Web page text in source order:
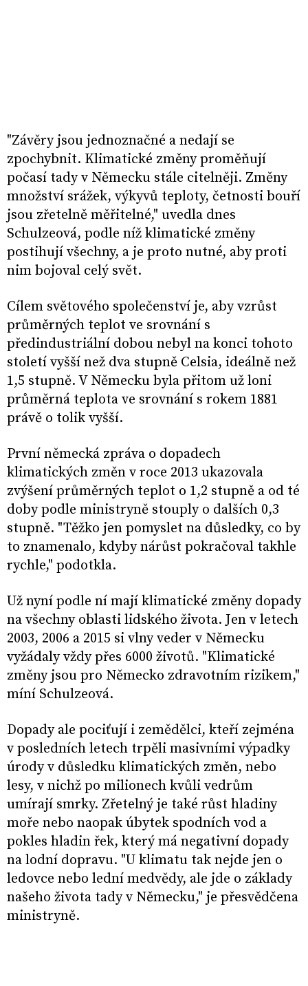
"Závěry jsou jednoznačné a nedají se
zpochybnit. Klimatické změny proměňují
počasí tady v Německu stále citelněji. Změny
množství srážek, výkyvů teploty, četnosti bouří
jsou zřetelně měřitelné," uvedla dnes
Schulzeová, podle níž klimatické změny
postihují všechny, a je proto nutné, aby proti
nim bojoval celý svět.
Cílem světového společenství je, aby vzrůst
průměrných teplot ve srovnání s
předindustriální dobou nebyl na konci tohoto
století vyšší než dva stupně Celsia, ideálně než
1,5 stupně. V Německu byla přitom už loni
průměrná teplota ve srovnání s rokem 1881
právě o tolik vyšší.
První německá zpráva o dopadech
klimatických změn v roce 2013 ukazovala
zvýšení průměrných teplot o 1,2 stupně a od té
doby podle ministryně stouply o dalších 0,3
stupně. "Těžko jen pomyslet na důsledky, co by
to znamenalo, kdyby nárůst pokračoval takhle
rychle," podotkla.
Už nyní podle ní mají klimatické změny dopady
na všechny oblasti lidského života. Jen v letech
2003, 2006 a 2015 si vlny veder v Německu
vyžádaly vždy přes 6000 životů. "Klimatické
změny jsou pro Německo zdravotním rizikem,"
míní Schulzeová.
Dopady ale pociťují i zemědělci, kteří zejména
v posledních letech trpěli masivními výpadky
úrody v důsledku klimatických změn, nebo
lesy, v nichž po milionech kvůli vedrům
umírají smrky. Zřetelný je také růst hladiny
moře nebo naopak úbytek spodních vod a
pokles hladin řek, který má negativní dopady
na lodní dopravu. "U klimatu tak nejde jen o
ledovce nebo lední medvědy, ale jde o základy
našeho života tady v Německu," je přesvědčena
ministryně.